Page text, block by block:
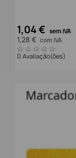
1,04 € sem IVA
1,28 € com IVA
0 Avaliação(ões)